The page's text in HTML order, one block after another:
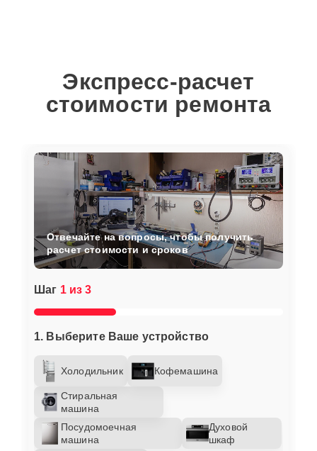
Экспресс-расчет
стоимости ремонта
Шаг 1 из 3
1. Выберите Ваше устройство
Холодильник Кофемашина
Стиральная
машина
Посудомоечная
машина
Духовой
шкаф
Отвечайте на вопросы, чтобы получить
расчет стоимости и сроков